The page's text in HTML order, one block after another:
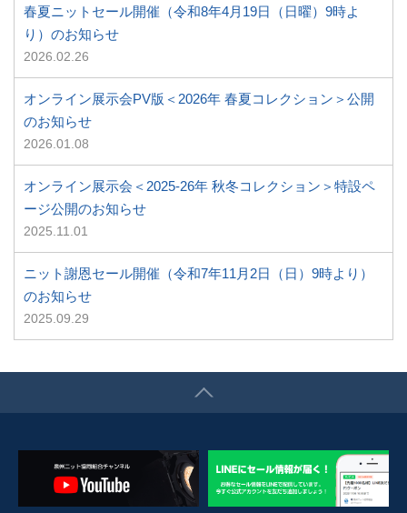
春夏ニットセール開催（令和8年4月19日（日曜）9時よ
り）のお知らせ
2026.02.26
オンライン展示会PV版＜2026年 春夏コレクション＞公開
のお知らせ
2026.01.08
オンライン展示会＜2025-26年 秋冬コレクション＞特設ペ
ージ公開のお知らせ
2025.11.01
ニット謝恩セール開催（令和7年11月2日（日）9時より）
のお知らせ
2025.09.29